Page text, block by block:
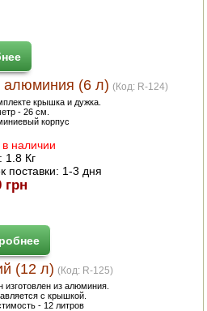
алюминия (6 л) (Код: R-124)
крышка и дужка.
- 26 см.
корпус
наличии
1.8 Кг
поставки: 1-3 дня
грн
(12 л) (Код: R-125)
изготовлен из алюминия.
с крышкой.
- 12 литров